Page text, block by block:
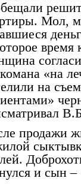
Мол,
время
«на
на
продажи
и сын –